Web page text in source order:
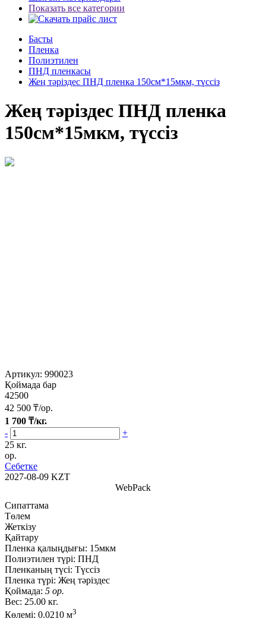
Показать все категории
Басты
Пленка
Полиэтилен
ПНД пленкасы
Жең тәріздес ПНД пленка 150см*15мкм, түссіз
Жең тәріздес ПНД пленка
150см*15мкм, түссіз
Артикул: 990023
Қоймада бар
42500
42 500 ₸/ор.
1 700 ₸/кг.
-
+
25 кг.
ор.
Себетке
2027-08-09 KZT
WebPack
Сипаттама
Төлем
Жеткізу
Қайтару
Пленка қалыңдығы: 15мкм
Полиэтилен түрі: ПНД
Пленканың түсі: Түссіз
Пленка түрі: Жең тәріздес
Қоймада: 5 ор.
Вес: 25.00 кг.
Көлемі: 0.0210 м3